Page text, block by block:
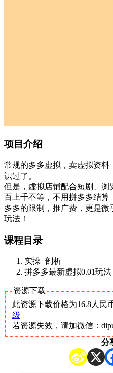
项目介绍
常规的多多虚拟，卖虚拟资
识过了。
但是，虚拟店铺配合短剧、
百上千不等，不用拼多多结算
多多的限制，推广费，更是微
玩法！
课程目录
实操+剖析
拼多多最新虚拟0.01玩法
资源下载
此资源下载价格为16.8人民
级
分